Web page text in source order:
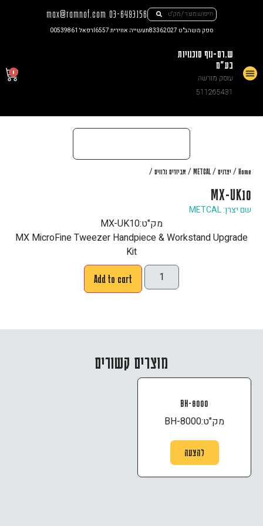
03-6493156
max@ramnof.com
ספק משהב"ט 83362027 תעשייה אווירית I6557 רפאל 00539861
ש.רם-נוף סוכנויות
בע"מ
עוסק מורשה
511265431
0
Home
/ יצרנים /
METCAL
/ אביזרים נלווים /
MX-UK10
שם יצרן: METCAL
מק"ט:MX-UK10
MX MicroFine Tweezer Handpiece & Workstand Upgrade
Kit
Add to cart
מוצרים קשורים
BH-8000
מק"ט:BH-8000
להצעה